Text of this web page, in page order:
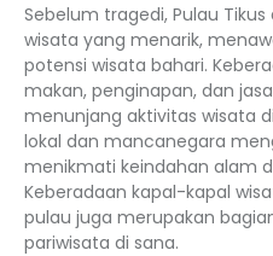
Sebelum tragedi, Pulau
wisata yang menarik,
potensi wisata bahari.
makan, penginapan, dan
menunjang aktivitas wisata
lokal dan mancanegara
menikmati keindahan alam
Keberadaan kapal-kapal
pulau juga merupakan
pariwisata di sana.